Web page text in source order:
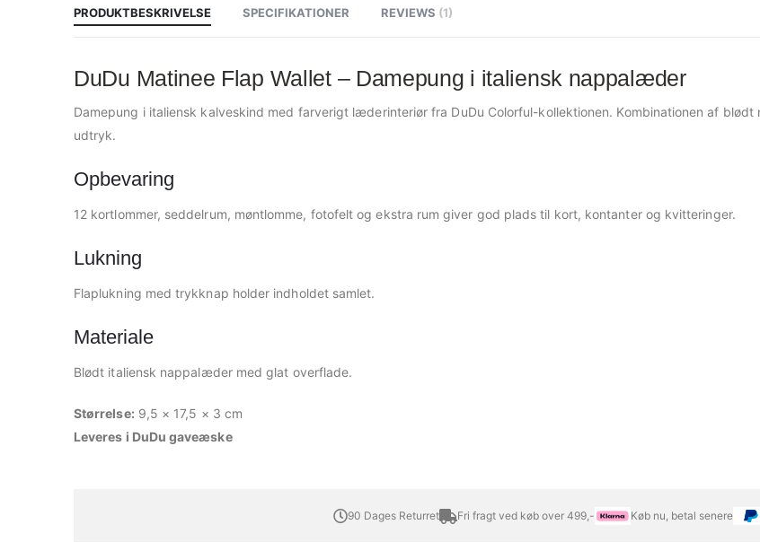
af
billedgalleriet
PRODUKTBESKRIVELSE
DuDu Matinee Flap Wallet – Damepung i italiensk nappalæder
Damepung i italiensk kalveskind med farverigt læderinteriør fra DuDu Colorful-kollektionen. Kombinationen af
udtryk.
Opbevaring
12 kortlommer, seddelrum, møntlomme, fotofelt og ekstra rum giver god plads til kort, kontanter og kvitteringer.
Lukning
Flaplukning med trykknap holder indholdet samlet.
Materiale
Blødt italiensk nappalæder med glat overflade.
Størrelse: 9,5 × 17,5 × 3 cm
Leveres i DuDu gaveæske
SPECIFIKATIONER REVIEWS 1
90 Dages Returret Fri fragt ved køb over 499,- Køb nu, betal senere